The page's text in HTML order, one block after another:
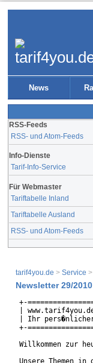
News
RSS-Feeds
RSS- und Atom-Feeds
Info-Dienste
Tarif-Info-Service
Für Webmaster
Tariftabelle Inland
Tariftabelle Ausland
RSS- und Atom-Feeds
tarif4you.de > Service >
Newsletter 29/2010
+-
|
| Ihr
+-
Willkommen zur
Unsere Themen in